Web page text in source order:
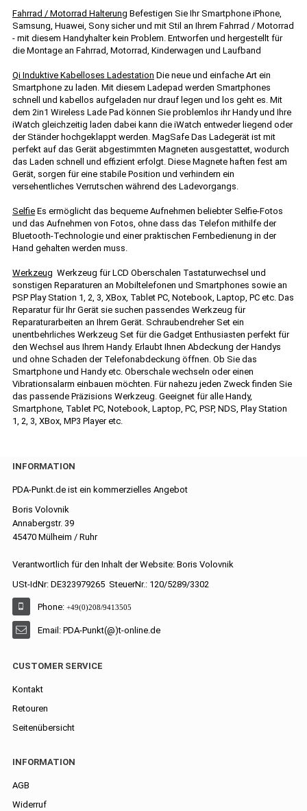
Fahrrad / Motorrad Halterung Befestigen Sie Ihr Smartphone iPhone,
Samsung, Huawei, Sony sicher und mit Stil an Ihrem Fahrrad / Motorrad
- mit diesem Handyhalter kein Problem. Entworfen und hergestellt für
die Montage an Fahrrad, Motorrad, Kinderwagen und Laufband
Qi Induktive Kabelloses Ladestation Die neue und einfache Art ein
Smartphone zu laden. Mit diesem Ladepad werden Smartphones
schnell und kabellos aufgeladen nur drauf legen und los geht es. Mit
dem 2in1 Wireless Lade Pad können Sie problemlos ihr Handy und Ihre
iWatch gleichzeitig laden dabei kann die iWatch entweder liegend oder
der Ständer hochgeklappt werden. MagSafe Das Ladegerät ist mit
perfekt auf das Gerät abgestimmten Magneten ausgestattet, wodurch
das Laden schnell und effizient erfolgt. Diese Magnete haften fest am
Gerät, sorgen für eine stabile Position und verhindern ein
versehentliches Verrutschen während des Ladevorgangs.
Selfie Es ermöglicht das bequeme Aufnehmen beliebter Selfie-Fotos
und das Aufnehmen von Fotos, ohne dass das Telefon mithilfe der
Bluetooth-Technologie und einer praktischen Fernbedienung in der
Hand gehalten werden muss.
Werkzeug Werkzeug für LCD Oberschalen Tastaturwechsel und
sonstigen Reparaturen an Mobiltelefonen und Smartphones sowie an
PSP Play Station 1, 2, 3, XBox, Tablet PC, Notebook, Laptop, PC etc. Das
Reparatur für Ihr Gerät sie suchen passendes Werkzeug für
Reparaturarbeiten an Ihrem Gerät. Schraubendreher Set ein
unentbehrliches Werkzeug Set für die Gadget Enthusiasten perfekt für
den Wechsel aus Ihrem Handy. Erlaubt Ihnen Abdeckung der Handys
und ohne Schaden der Telefonabdeckung öffnen. Ob Sie das
Smartphone und Handy etc. Oberschale wechseln oder einen
Vibrationsalarm einbauen möchten. Für nahezu jeden Zweck finden Sie
das passende Präzisions Werkzeug. Geeignet für alle Handy,
Smartphone, Tablet PC, Notebook, Laptop, PC, PSP, NDS, Play Station
1, 2, 3, XBox, MP3 Player etc.
INFORMATION
PDA-Punkt.de ist ein kommerzielles Angebot
Boris Volovnik
Annabergstr. 39
45470 Mülheim / Ruhr
Verantwortlich für den Inhalt der Website: Boris Volovnik
USt-IdNr: DE323979265 SteuerNr.: 120/5289/3302
Phone: +49(0)208/9413505
Email: PDA-Punkt(@)t-online.de
CUSTOMER SERVICE
Kontakt
Retouren
Seitenübersicht
INFORMATION
AGB
Widerruf